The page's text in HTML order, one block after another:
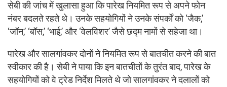
सेबी की जांच में खुलासा हुआ कि पारेख नियमित रूप से अपने फोन
नंबर बदलते रहते थे। उनके सहयोगियों ने उनके संपर्कों को ‘जैक,’
‘जॉन,’ ‘बॉस,’ ‘भाई,’ और ‘वेलविशर’ जैसे छद्म नामों से सहेजा था।
पारेख और सालगांवकर दोनों ने नियमित रूप से बातचीत करने की बात
स्वीकार की है। सेबी ने पाया कि इन बातचीतों के तुरंत बाद, पारेख के
सहयोगियों को वे ट्रेड निर्देश मिलते थे जो सालगांवकर ने दलालों को